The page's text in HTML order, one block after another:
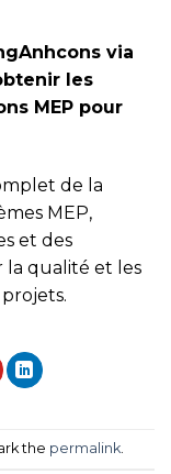
via
les
MEP pour
de la
MEP,
et des
la qualité et les
the permalink